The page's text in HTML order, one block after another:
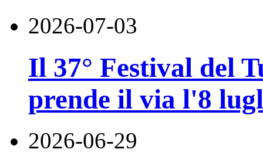
2026-07-03
Il 37° Festival del
prende il via l'8
2026-06-29